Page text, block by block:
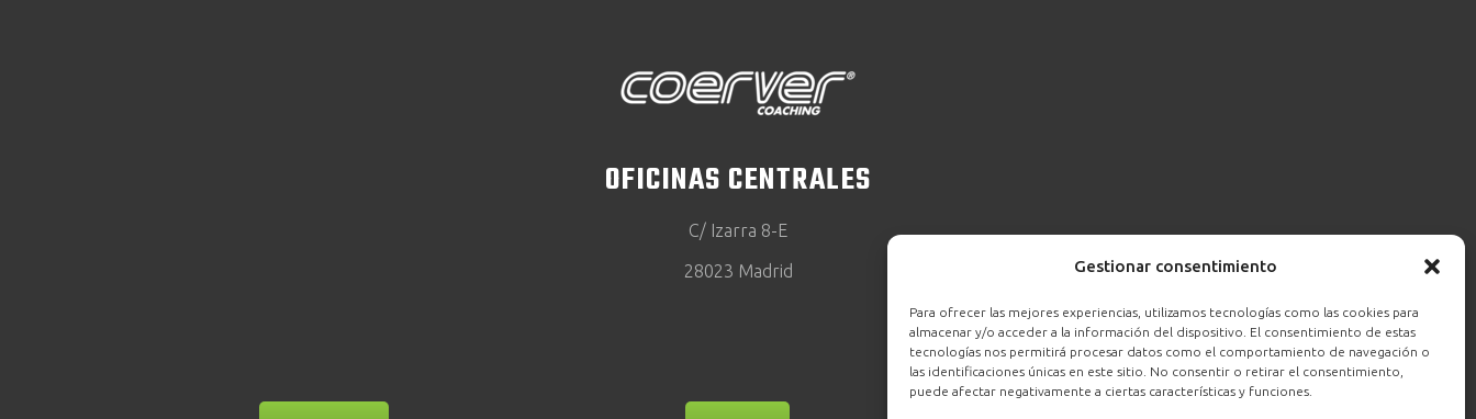
Gestionar consentimiento
Para ofrecer las mejores experiencias, utilizamos tecnologías como las cookies para
almacenar y/o acceder a la información del dispositivo. El consentimiento de estas
tecnologías nos permitirá procesar datos como el comportamiento de navegación o
las identificaciones únicas en este sitio. No consentir o retirar el consentimiento,
puede afectar negativamente a ciertas características y funciones.
OFICINAS CENTRALES
C/ Izarra 8-E
28023 Madrid